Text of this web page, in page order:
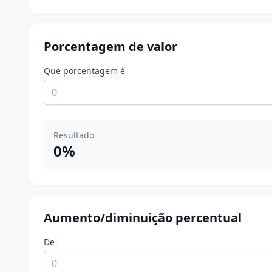
Porcentagem de valor
Que porcentagem é
Resultado
0%
Aumento/diminuição percentual
De